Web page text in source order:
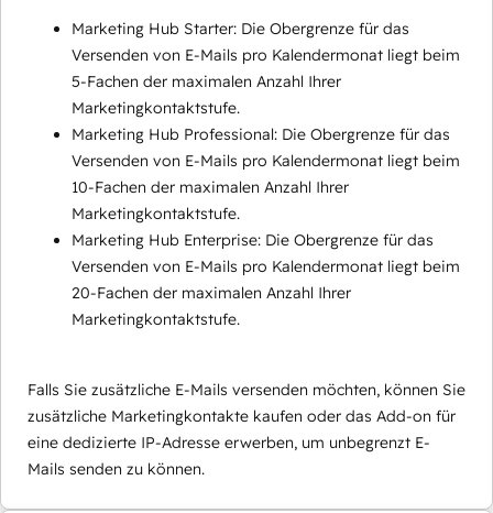
Marketing Hub Starter: Die Obergrenze für das
Versenden von E-Mails pro Kalendermonat liegt beim
5-Fachen der maximalen Anzahl Ihrer
Marketingkontaktstufe.
Marketing Hub Professional: Die Obergrenze für das
Versenden von E-Mails pro Kalendermonat liegt beim
10-Fachen der maximalen Anzahl Ihrer
Marketingkontaktstufe.
Marketing Hub Enterprise: Die Obergrenze für das
Versenden von E-Mails pro Kalendermonat liegt beim
20-Fachen der maximalen Anzahl Ihrer
Marketingkontaktstufe.
Falls Sie zusätzliche E-Mails versenden möchten, können Sie
zusätzliche Marketingkontakte kaufen oder das Add-on für
eine dedizierte IP-Adresse erwerben, um unbegrenzt E-
Mails senden zu können.